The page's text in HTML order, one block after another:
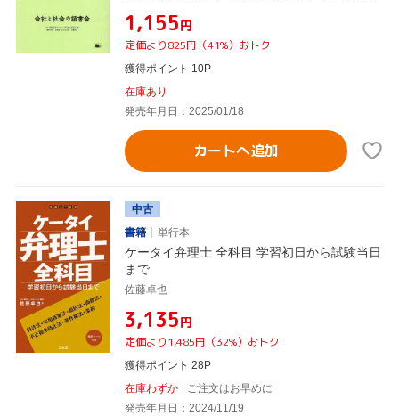
¥1,155円
定価より825円（41%）おトク
獲得ポイント 10P
在庫あり
発売年月日：2025/01/18
カートへ追加
中古
書籍
単行本
ケータイ弁理士 全科目 学習初日から試験当日
まで
佐藤卓也
¥3,135円
定価より1,485円（32%）おトク
獲得ポイント 28P
在庫わずか
ご注文はお早めに
発売年月日：2024/11/19